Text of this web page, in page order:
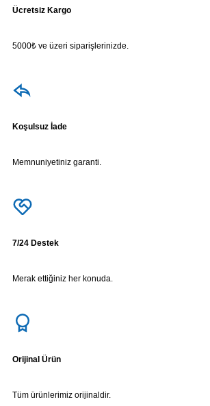
Ücretsiz Kargo
5000₺ ve üzeri siparişlerinizde.
Koşulsuz İade
Memnuniyetiniz garanti.
7/24 Destek
Merak ettiğiniz her konuda.
Orijinal Ürün
Tüm ürünlerimiz orijinaldir.